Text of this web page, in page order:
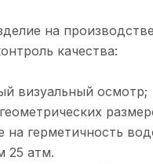
на
качества:
визуальный осмотр;
на герметичность
25 атм.